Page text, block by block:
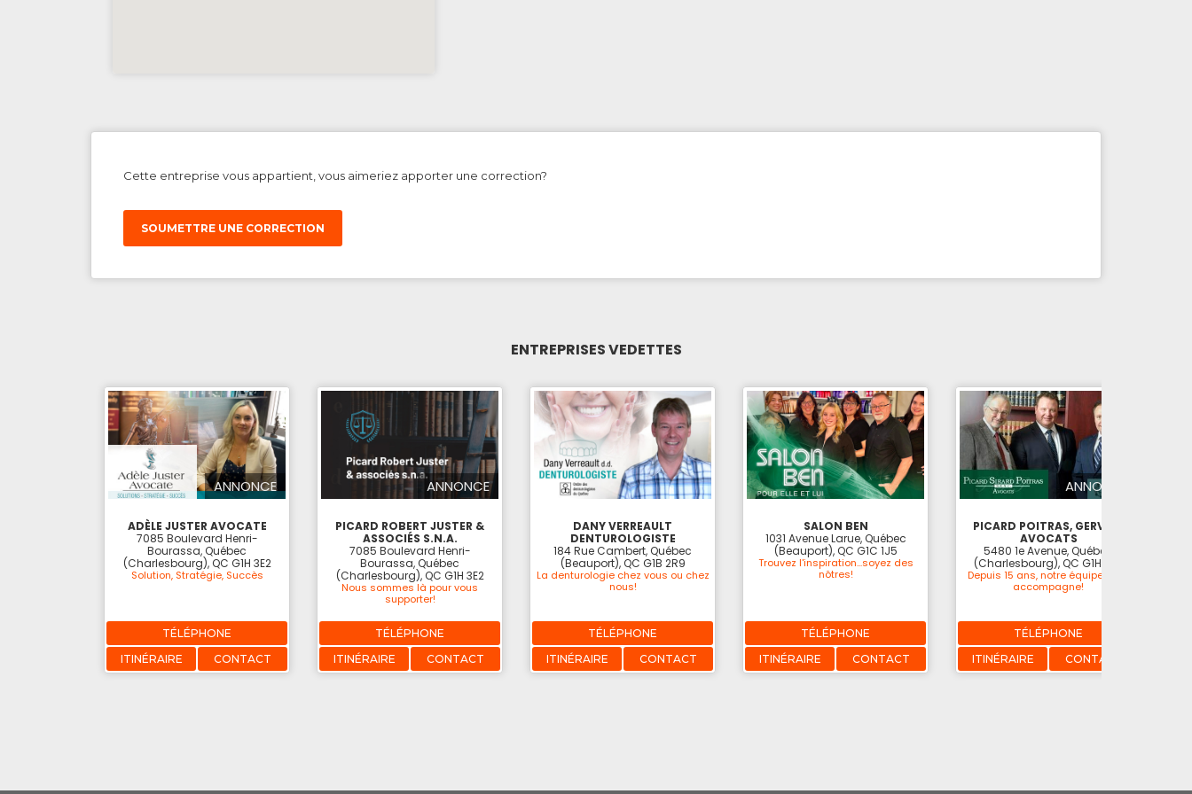
Cette entreprise vous appartient, vous aimeriez apporter une correction?
SOUMETTRE UNE CORRECTION
ENTREPRISES VEDETTES
ANNONCE
ADÈLE JUSTER AVOCATE
7085 Boulevard Henri-
Bourassa, Québec
(Charlesbourg), QC G1H 3E2
Solution, Stratégie, Succès
TÉLÉPHONE
ITINÉRAIRE
CONTACT
ANNONCE
PICARD ROBERT JUSTER &
ASSOCIÉS S.N.A.
7085 Boulevard Henri-
Bourassa, Québec
(Charlesbourg), QC G1H 3E2
Nous sommes là pour vous
supporter!
TÉLÉPHONE
ITINÉRAIRE
CONTACT
DANY VERREAULT
DENTUROLOGISTE
184 Rue Cambert, Québec
(Beauport), QC G1B 2R9
La denturologie chez vous ou chez
nous!
TÉLÉPHONE
ITINÉRAIRE
CONTACT
SALON BEN
1031 Avenue Larue, Québec
(Beauport), QC G1C 1J5
Trouvez l'inspiration...soyez des
nôtres!
TÉLÉPHONE
ITINÉRAIRE
CONTACT
ANNONCE
PICARD POITRAS, GERVAIS
AVOCATS
5480 1e Avenue, Québec
(Charlesbourg), QC G1H 6T7
Depuis 15 ans, notre équipe vous
accompagne!
TÉLÉPHONE
ITINÉRAIRE
CONTACT